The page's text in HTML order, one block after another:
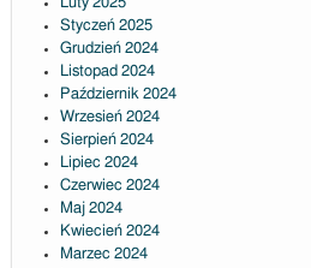
Styczeń 2025
Grudzień 2024
Listopad 2024
Październik 2024
Wrzesień 2024
Sierpień 2024
Lipiec 2024
Czerwiec 2024
Maj 2024
Kwiecień 2024
Marzec 2024